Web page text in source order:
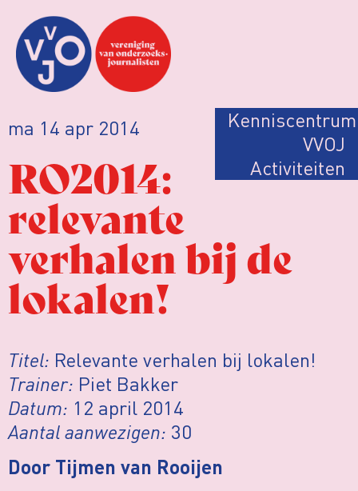
ma 14 apr 2014 Kenniscentrum
VVOJ
Activiteiten
RO2014:
relevante
verhalen bij de
lokalen!
Titel: Relevante verhalen bij lokalen!
Trainer: Piet Bakker
Datum: 12 april 2014
Aantal aanwezigen: 30
Door Tijmen van Rooijen